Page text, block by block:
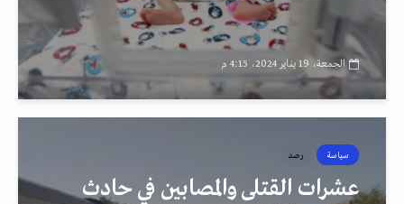
الجمعة، 19 يناير 2024، 4:15 م
سياسة رصد
عشرات القتلى والمصابين في حادث